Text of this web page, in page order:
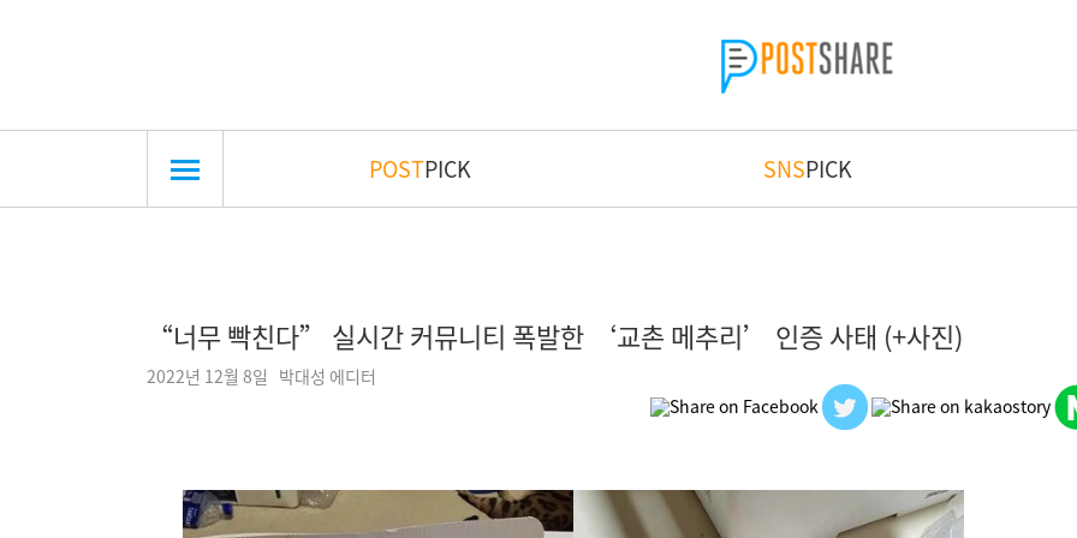
POSTPICK SNSPICK
“너무 빡친다” 실시간 커뮤니티 폭발한 ‘교촌 메추리’ 인증 사태 (+사진)
2022년 12월 8일 박대성 에디터